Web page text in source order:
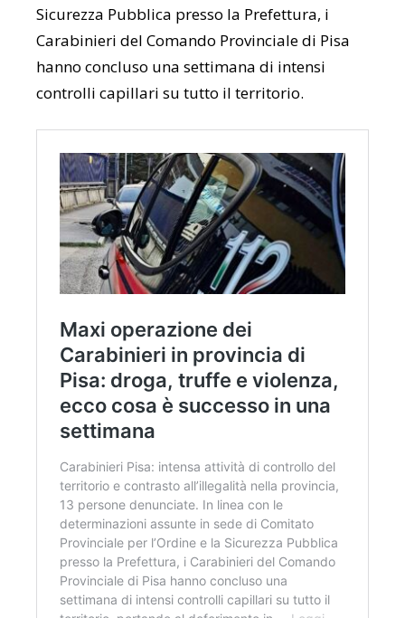
Sicurezza Pubblica presso la Prefettura, i
Carabinieri del Comando Provinciale di Pisa
hanno concluso una settimana di intensi
controlli capillari su tutto il territorio.